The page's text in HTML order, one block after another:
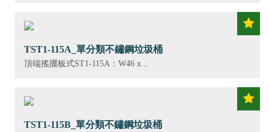
TST1-115A_單分類不鏽鋼垃圾桶
頂端搖擺板式ST1-115A：W46 x...
TST1-115B_單分類不鏽鋼垃圾桶